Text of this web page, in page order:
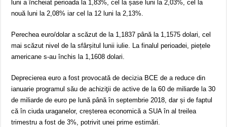
luni a încheiat perioada la 1,83%, cel la șase luni la 2,03%, cel la
nouă luni la 2,08% iar cel la 12 luni la 2,13%.
Perechea euro/dolar a scăzut de la 1,1837 până la 1,1575 dolari, cel
mai scăzut nivel de la sfârșitul lunii iulie. La finalul perioadei, piețele
americane s-au închis la 1,1608 dolari.
Deprecierea euro a fost provocată de decizia BCE de a reduce din
ianuarie programul său de achiziţii de active de la 60 de miliarde la 30
de miliarde de euro pe lună până în septembrie 2018, dar și de faptul
că în ciuda uraganelor, creșterea economică a SUA în al treilea
trimestru a fost de 3%, potrivit unei prime estimări.